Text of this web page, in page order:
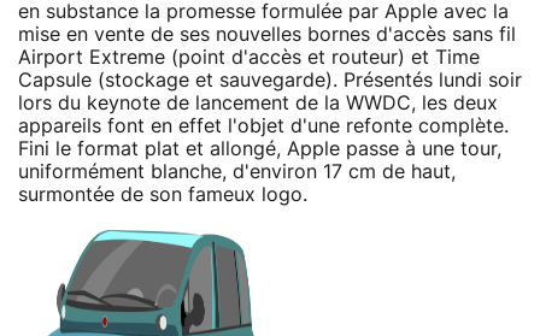
en substance la promesse formulée par Apple avec la
mise en vente de ses nouvelles bornes d'accès sans fil
Airport Extreme (point d'accès et routeur) et Time
Capsule (stockage et sauvegarde). Présentés lundi soir
lors du keynote de lancement de la WWDC, les deux
appareils font en effet l'objet d'une refonte complète.
Fini le format plat et allongé, Apple passe à une tour,
uniformément blanche, d'environ 17 cm de haut,
surmontée de son fameux logo.